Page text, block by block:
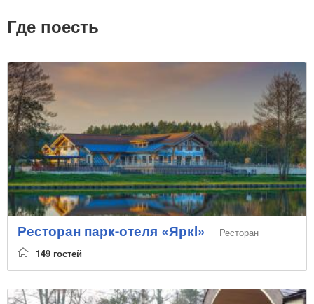
Где поесть
Ресторан парк-отеля «Яркi»
Ресторан
149 гостей